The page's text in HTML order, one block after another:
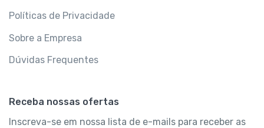
Políticas de Privacidade
Sobre a Empresa
Dúvidas Frequentes
Receba nossas ofertas
Inscreva-se em nossa lista de e-mails para receber as